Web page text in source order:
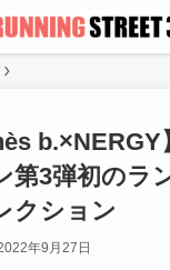
第3弾初のラ
クション
年9月27日